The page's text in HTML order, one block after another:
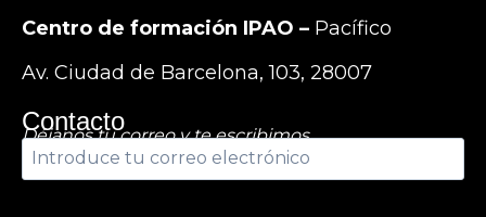
Centro de formación IPAO – Pacífico
Av. Ciudad de Barcelona, 103, 28007
Contacto
Déjanos tu correo y te escribimos